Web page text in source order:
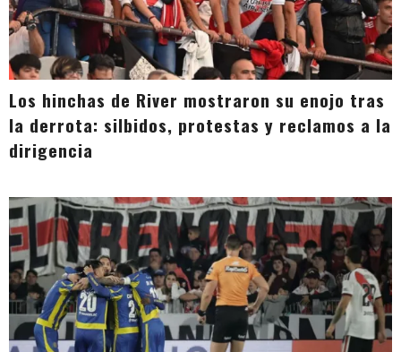
Los hinchas de River mostraron su enojo tras
la derrota: silbidos, protestas y reclamos a la
dirigencia